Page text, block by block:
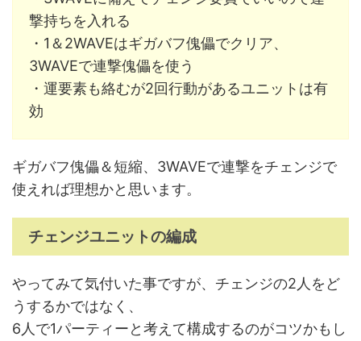
撃持ちを入れる
・1＆2WAVEはギガバフ傀儡でクリア、
3WAVEで連撃傀儡を使う
・運要素も絡むが2回行動があるユニットは有
効
ギガバフ傀儡＆短縮、3WAVEで連撃をチェンジで
使えれば理想かと思います。
チェンジユニットの編成
やってみて気付いた事ですが、チェンジの2人をど
うするかではなく、
6人で1パーティーと考えて構成するのがコツかもし